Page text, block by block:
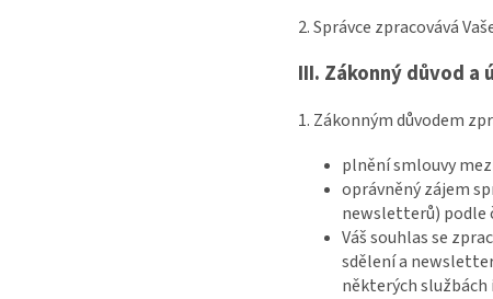
2. Správce zpracovává
III. Zákonný důvod a
1. Zákonným důvodem
plnění smlouvy
oprávněný zájem
newsletterů) podle
Váš souhlas se
sdělení a
některých